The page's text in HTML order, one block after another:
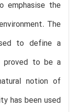
emphasise the
The
to define a
proved to be a
notion of
has been used